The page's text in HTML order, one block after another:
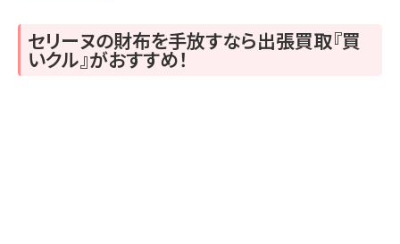
セリーヌの財布を手放すなら出張買取『買
いクル』がおすすめ！